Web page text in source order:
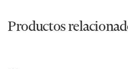
Productos